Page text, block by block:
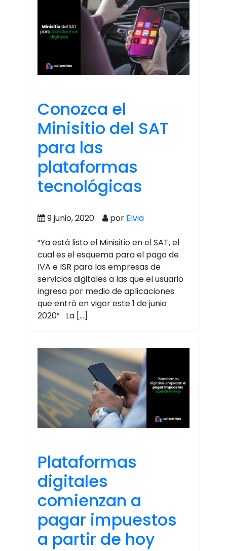
Conozca el
Minisitio del SAT
para las
plataformas
tecnológicas
9 junio, 2020 por Elvia
“Ya está listo el Minisitio en el SAT, el
cual es el esquema para el pago de
IVA e ISR para las empresas de
servicios digitales a las que el usuario
ingresa por medio de aplicaciones
que entró en vigor este 1 de junio
2020” La […]
Plataformas
digitales
comienzan a
pagar impuestos
a partir de hoy